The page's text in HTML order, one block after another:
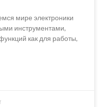
мире электроники
инструментами,
как для работы,